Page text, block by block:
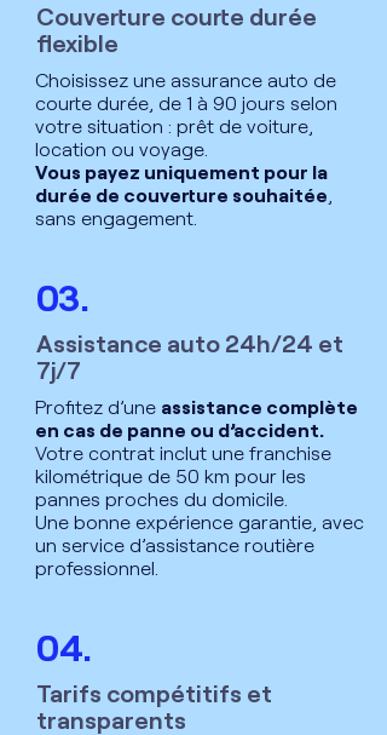
Couverture courte durée
flexible
Choisissez une assurance auto de
courte durée, de 1 à 90 jours selon
votre situation : prêt de voiture,
location ou voyage.
Vous payez uniquement pour la
durée de couverture souhaitée
sans engagement.
03.
Assistance auto 24h/24 et
7j/7
Profitez d’une assistance complète
en cas de panne ou d’accident.
Votre contrat inclut une franchise
kilométrique de 50 km pour les
pannes proches du domicile.
Une bonne expérience garantie, avec
un service d’assistance routière
professionnel.
04.
Tarifs compétitifs et
transparents